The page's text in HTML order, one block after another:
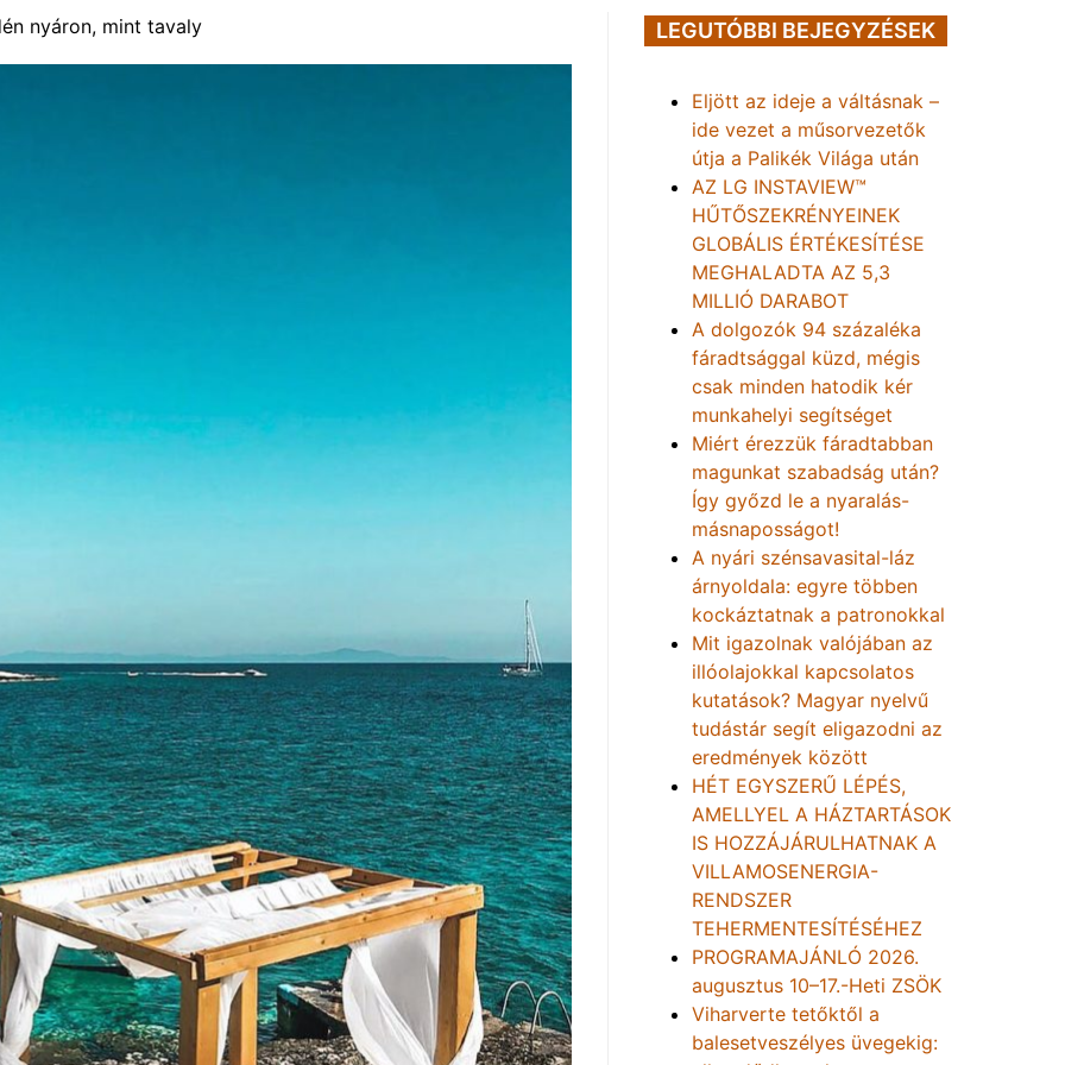
nyáron, mint tavaly LEGUTÓBBI BEJEGYZÉSEK
Eljött az ideje a váltásnak –
ide vezet a műsorvezetők
útja a Palikék Világa után
AZ LG INSTAVIEW™
HŰTŐSZEKRÉNYEINEK
GLOBÁLIS ÉRTÉKESÍTÉSE
MEGHALADTA AZ 5,3
MILLIÓ DARABOT
A dolgozók 94 százaléka
fáradtsággal küzd, mégis
csak minden hatodik kér
munkahelyi segítséget
Miért érezzük fáradtabban
magunkat szabadság után?
Így győzd le a nyaralás-
másnaposságot!
A nyári szénsavasital-láz
árnyoldala: egyre többen
kockáztatnak a patronokkal
Mit igazolnak valójában az
illóolajokkal kapcsolatos
kutatások? Magyar nyelvű
tudástár segít eligazodni az
eredmények között
HÉT EGYSZERŰ LÉPÉS,
AMELLYEL A HÁZTARTÁSOK
IS HOZZÁJÁRULHATNAK A
VILLAMOSENERGIA-
RENDSZER
TEHERMENTESÍTÉSÉHEZ
PROGRAMAJÁNLÓ 2026.
augusztus 10–17.-Heti ZSÖK
Viharverte tetőktől a
balesetveszélyes üvegekig: